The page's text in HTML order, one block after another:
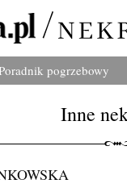
pogrzebowy
Inne